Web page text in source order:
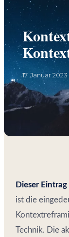
17. Januar 2023
Dieser
ist die
Technik. Die